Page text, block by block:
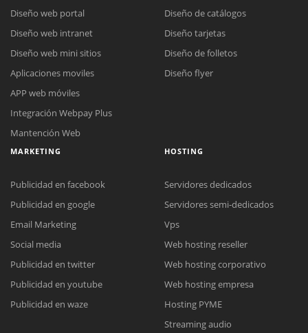
Reunión online
Meet para la reunión online.
Cotización
Chat Online
Todos nuestros ejecutivos están fuera de línea. Complete el formulario
Diseño web portal
Diseño web intranet
Diseño web mini sitios
Aplicaciones moviles
APP web móviles
Integración Webpay Plus
Mantención Web
Diseño de catálogos
Diseño tarjetas
Diseño de folletos
Diseño flyer
MARKETING
Publicidad en facebook
Publicidad en google
Email Marketing
Social media
Publicidad en twitter
Publicidad en youtube
Publicidad en waze
HOSTING
Servidores dedicados
Servidores semi-dedicados
Vps
Web hosting reseller
Web hosting corporativo
Web hosting empresa
Hosting PYME
Streaming audio